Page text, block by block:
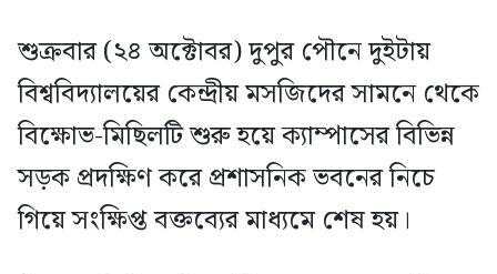
শুক্রবার (২৪ অক্টোবর) দুপুর পৌনে দুইটায়
বিশ্ববিদ্যালয়ের কেন্দ্রীয় মসজিদের সামনে থেকে
বিক্ষোভ-মিছিলটি শুরু হয়ে ক্যাম্পাসের বিভিন্ন
সড়ক প্রদক্ষিণ করে প্রশাসনিক ভবনের নিচে
গিয়ে সংক্ষিপ্ত বক্তব্যের মাধ্যমে শেষ হয়।